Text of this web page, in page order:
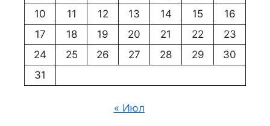
10
11 12 13 14 15
16
17
18 19 20 21 22
23
24
25 26 27 28 29
30
31
« Июл